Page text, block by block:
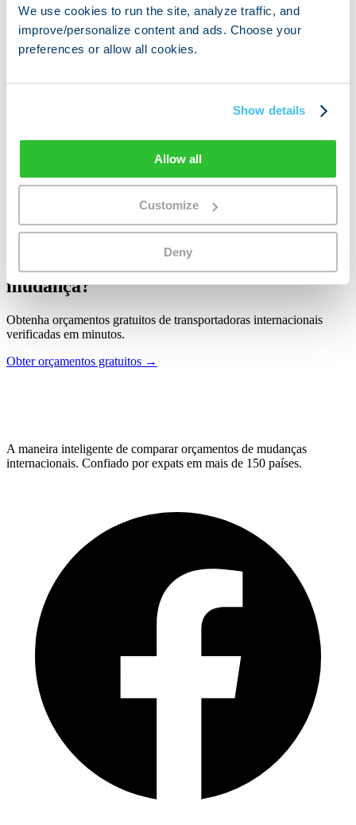
We use cookies to run the site, analyze traffic, and
improve/personalize content and ads. Choose your
preferences or allow all cookies.
Show details
Allow all
Customize
Deny
Leia guias de destino, alfândega e listas de verificação antes de
escolher uma transportadora.
Ver empresas de mudanças
Reveja perfis de transportadoras quando quiser comparar rotas e
Inicie o fluxo de comparação quando estiver pronto para solicitar
Abrir este caminho →
Pronto para comparar orçamentos de
mudança?
Obtenha orçamentos gratuitos de transportadoras internacionais
verificadas em minutos.
Obter orçamentos gratuitos →
A maneira inteligente de comparar orçamentos de mudanças
internacionais. Confiado por expats em mais de 150 países.